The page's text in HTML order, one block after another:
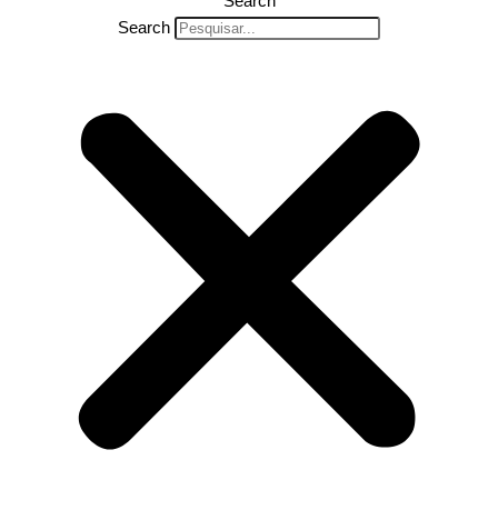
Search